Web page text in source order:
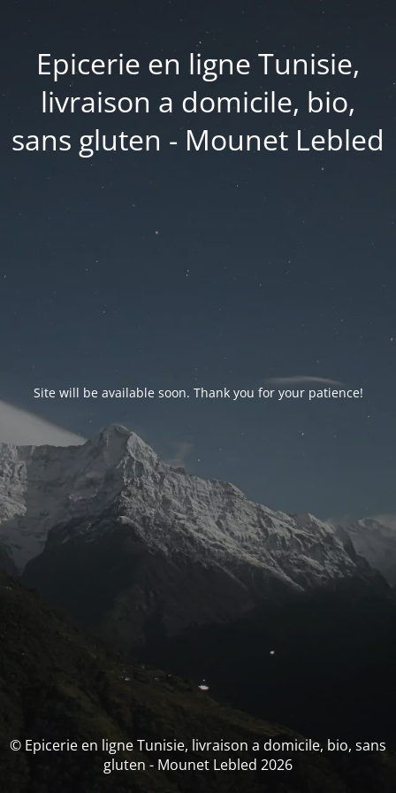
Epicerie en ligne Tunisie,
livraison a domicile, bio,
sans gluten - Mounet Lebled
Site will be available soon. Thank you for your patience!
© Epicerie en ligne Tunisie, livraison a domicile, bio, sans
gluten - Mounet Lebled 2026